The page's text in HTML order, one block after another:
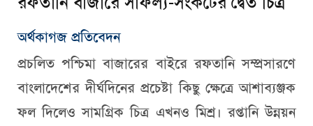
অর্থকাগজ প্রতিবেদন
প্রচলিত পশ্চিমা বাজারের বাইরে রফতানি সম্প্রসারণে
বাংলাদেশের দীর্ঘদিনের প্রচেষ্টা কিছু ক্ষেত্রে আশাব্যঞ্জক
ফল দিলেও সামগ্রিক চিত্র এখনও মিশ্র। রপ্তানি উন্নয়ন